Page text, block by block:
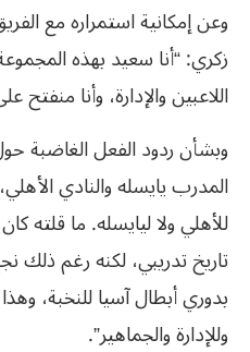
وعن إمكانية استمراره مع
زكري: “أنا سعيد بهذه
اللاعبين والإدارة، وأنا منفتح
وبشأن ردود الفعل الغاضبة
المدرب يايسله والنادي
للأهلي ولا ليايسله. ما قلته
تاريخ تدريبي، لكنه رغم ذلك
بدوري أبطال آسيا للنخبة،
وللإدارة والجماهير”.